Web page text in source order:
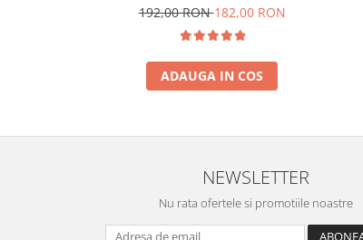
192,00 RON182,00 RON
ADAUGA IN COS
NEWSLETTER
Nu rata ofertele si promotiile noastre